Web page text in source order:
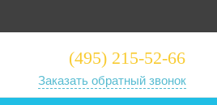
(495) 215-52-66
Заказать обратный звонок